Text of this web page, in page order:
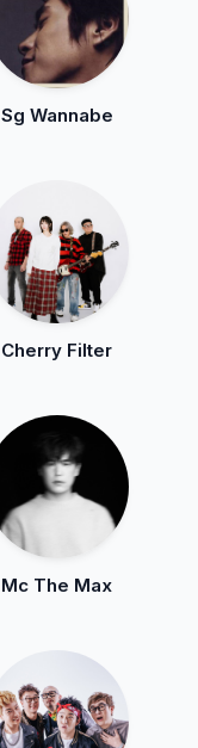
Sg Wannabe
Cherry Filter
Mc The Max